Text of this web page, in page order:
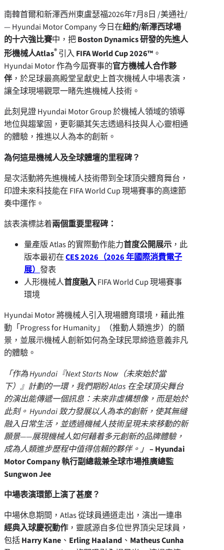
南韓首爾和新澤西州東盧瑟福2026年7月8日 /美通社/
— Hyundai Motor Company 今日在紐約/新澤西球場
的十六強比賽中，把Boston Dynamics 研發的先進人
形機械人Atlas® 引入FIFA World Cup 2026™ 。
Hyundai Motor 作為今屆賽事的官方機械人合作夥
伴，於足球最高殿堂呈獻史上首次機械人中場表演，
讓全球現場觀眾一睹先進機械人技術。
此刻見證 Hyundai Motor Group 於機械人領域的領導
地位與趨鞏固，更彰顯其矢志透過科技與人心靈相通
的體驗，推進以人為本的創新。
為何這是機械人及全球體壇的里程碑？
是次活動將先進機械人技術帶到全球頂尖體育舞台，
印證未來科技能在 FIFA World Cup 現場賽事的高速節
奏中運作。
該表演標誌着兩個重要里程碑：
量產版 Atlas 的實際動作能力首度公開展示 ，此
版本最初在CES 2026（2026 年國際消費電子
展） 發表
人形機械人首度融入FIFA World Cup 現場賽事
環境
Hyundai Motor 將機械人引入現場體育環境，藉此推
動「Progress for Humanity」（推動人類進步）的願
景，並展示機械人創新如何為全球民眾締造意義非凡
的體驗。
「作為 Hyundai『Next Starts Now（未來始於當
下）』計劃的一環，我們期盼 Atlas 在全球頂尖舞台
的演出能傳遞一個訊息：未來非虛構想像，而是始於
此刻。 Hyundai 致力發展以人為本的創新，使其無縫
融入日常生活，並透過機械人技術呈現未來移動的新
願景——展現機械人如何藉着多元創新的品牌體驗，
成為人類進步歷程中值得信賴的夥伴。」 – Hyundai
Motor Company 執行副總裁兼全球市場推廣總監
Sungwon Jee
中場表演環節上演了甚麼？
中場休息期間，Atlas 從球員通道走出，演出一連串
經典入球慶祝動作，靈感源自多位世界頂尖足球員，
包括Harry Kane 、 Erling Haaland 、 Matheus Cunha